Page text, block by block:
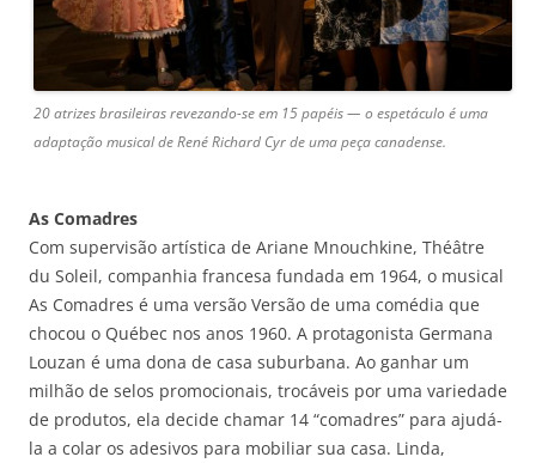
20 atrizes brasileiras revezando-se em 15 papéis — o espetáculo é uma
adaptação musical de René Richard Cyr de uma peça canadense.
As Comadres
Com supervisão artística de Ariane Mnouchkine, Théâtre
du Soleil, companhia francesa fundada em 1964, o musical
As Comadres é uma versão Versão de uma comédia que
chocou o Québec nos anos 1960. A protagonista Germana
Louzan é uma dona de casa suburbana. Ao ganhar um
milhão de selos promocionais, trocáveis por uma variedade
de produtos, ela decide chamar 14 “comadres” para ajudá-
la a colar os adesivos para mobiliar sua casa. Linda,